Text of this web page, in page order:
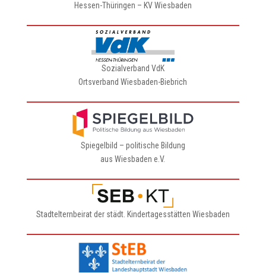
Hessen-Thüringen – KV Wiesbaden
Sozialverband VdK
Ortsverband Wiesbaden-Biebrich
Spiegelbild – politische Bildung
aus Wiesbaden e.V.
Stadtelternbeirat der städt. Kindertagesstätten Wiesbaden